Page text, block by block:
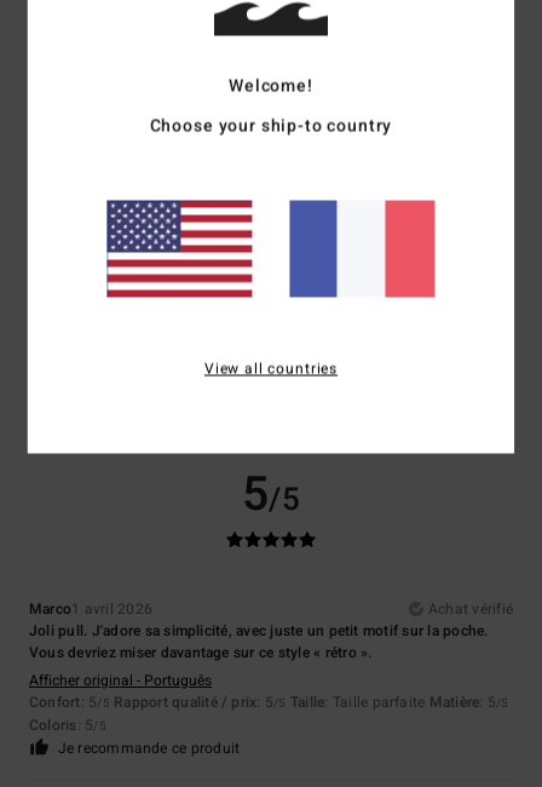
Rapport qualité / prix : 5/5
4
5/5
Marco1 avril 2026
Achat vérifié
Joli pull. J'adore sa simplicité, avec juste un petit motif sur la poche.
Vous devriez miser davantage sur ce style « rétro ».
Afficher original - Português
Confort: 5/5 Rapport qualité / prix: 5/5 Taille: Taille parfaite Matière: 5/5
Coloris: 5/5
Je recommande ce produit
Welcome!
Choose your ship-to country
View all countries